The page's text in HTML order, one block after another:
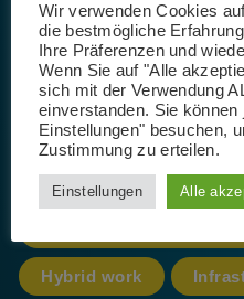
365 AI App
Azure cloud
Datenschutz
Hybrid work
Wir verwenden Cookies
die bestmögliche
Ihre Präferenzen und
Wenn Sie auf "Alle
sich mit der Verwendung
einverstanden. Sie können
Einstellungen" besuchen,
Zustimmung zu erteilen.
Einstellungen Alle